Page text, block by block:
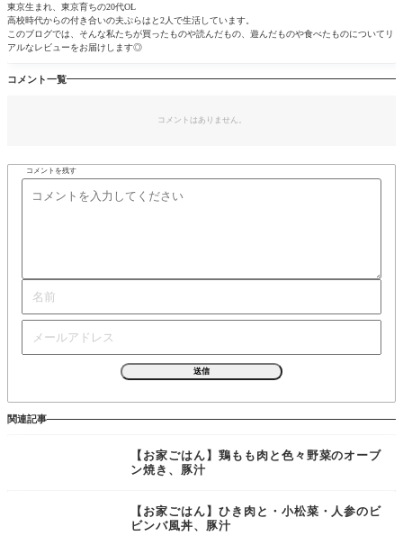
東京生まれ、東京育ちの20代OL
高校時代からの付き合いの夫ぷらはと2人で生活しています。
このブログでは、そんな私たちが買ったものや読んだもの、遊んだものや食べたものについてリ
アルなレビューをお届けします◎
コメント一覧
コメントはありません。
コメントを残す
関連記事
【お家ごはん】鶏もも肉と色々野菜のオーブ
ン焼き、豚汁
【お家ごはん】ひき肉と・小松菜・人参のビ
ビンバ風丼、豚汁